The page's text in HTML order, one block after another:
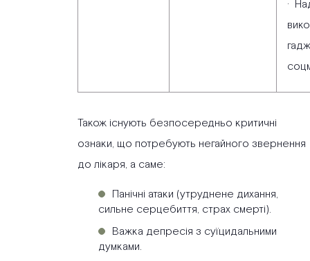
·
Також існують безпосередньо критичні
ознаки, що потребують негайного звернення
до лікаря, а саме:
Панічні атаки (утруднене дихання,
сильне серцебиття, страх смерті).
Важка депресія з суїцидальними
думками.